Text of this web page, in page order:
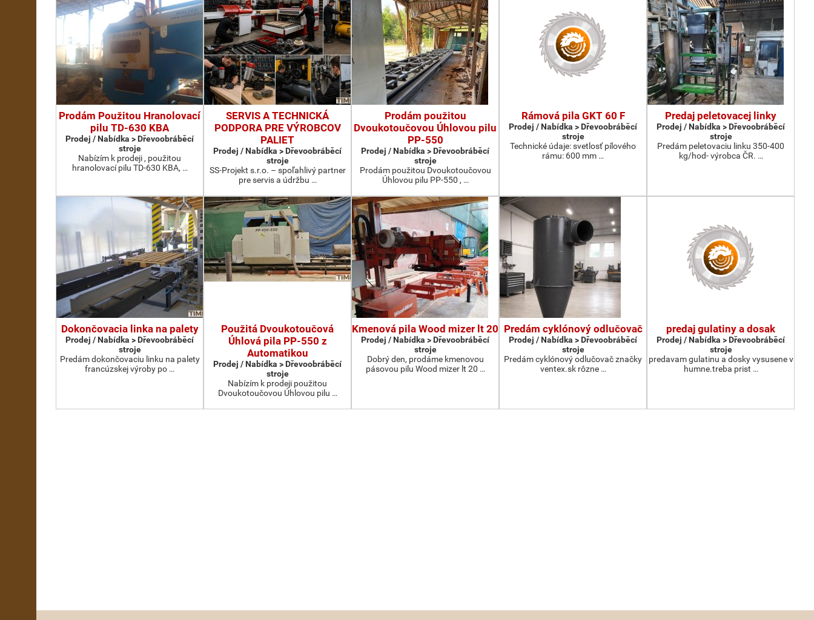
Prodám Použitou Hranolovací
pilu TD-630 KBA
Prodej / Nabídka > Dřevoobráběcí
stroje
Nabízím k prodeji , použitou
hranolovací pilu TD-630 KBA, …
SERVIS A TECHNICKÁ
PODPORA PRE VÝROBCOV
PALIET
Prodej / Nabídka > Dřevoobráběcí
stroje
SS-Projekt s.r.o. – spoľahlivý partner
pre servis a údržbu …
Prodám použitou
Dvoukotoučovou Úhlovou pilu
PP-550
Prodej / Nabídka > Dřevoobráběcí
stroje
Prodám použitou Dvoukotoučovou
Úhlovou pilu PP-550 , …
Rámová pila GKT 60 F
Prodej / Nabídka > Dřevoobráběcí
stroje
Technické údaje: svetlosť pílového
rámu: 600 mm …
Predaj peletovacej linky
Prodej / Nabídka > Dřevoobráběcí
stroje
Predám peletovaciu linku 350-400
kg/hod- výrobca ČR. …
Dokončovacia linka na palety
Prodej / Nabídka > Dřevoobráběcí
stroje
Predám dokončovaciu linku na palety
francúzskej výroby po …
Použitá Dvoukotoučová
Úhlová pila PP-550 z
Automatikou
Prodej / Nabídka > Dřevoobráběcí
stroje
Nabízím k prodeji použitou
Dvoukotoučovou Úhlovou pilu …
Kmenová pila Wood mizer lt 20
Prodej / Nabídka > Dřevoobráběcí
stroje
Dobrý den, prodáme kmenovou
pásovou pilu Wood mizer lt 20 …
Predám cyklónový odlučovač
Prodej / Nabídka > Dřevoobráběcí
stroje
Predám cyklónový odlučovač značky
ventex.sk rôzne …
predaj gulatiny a dosak
Prodej / Nabídka > Dřevoobráběcí
stroje
predavam gulatinu a dosky vysusene v
humne.treba prist …